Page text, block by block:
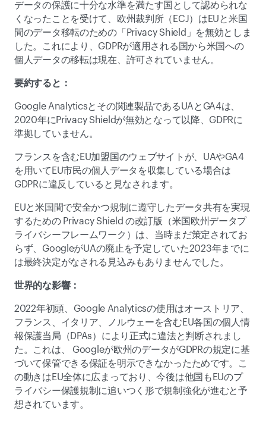
データの保護に十分な水準を満たす国として認められな
くなったことを受けて、欧州裁判所（ECJ）はEUと米国
間のデータ移転のための「Privacy Shield」を無効としま
した。これにより、GDPRが適用される国から米国への
個人データの移転は現在、許可されていません。
要約すると：
Google Analyticsとその関連製品であるUAとGA4は、
2020年にPrivacy Shieldが無効となって以降、GDPRに
準拠していません。
フランスを含むEU加盟国のウェブサイトが、UAやGA4
を用いてEU市民の個人データを収集している場合は
GDPRに違反していると見なされます。
EUと米国間で安全かつ規制に遵守したデータ共有を実現
するための Privacy Shield の改訂版（米国欧州データプ
ライバシーフレームワーク）は、当時まだ策定されてお
らず、GoogleがUAの廃止を予定していた2023年までに
は最終決定がなされる見込みもありませんでした。
世界的な影響：
2022年初頭、Google Analyticsの使用はオーストリア、
フランス、イタリア、ノルウェーを含むEU各国の個人情
報保護当局（DPAs）により正式に違法と判断されまし
た。これは、 Googleが欧州のデータがGDPRの規定に基
づいて保管できる保証を明示できなかったためです。こ
の動きはEU全体に広まっており、今後は他国もEUのプ
ライバシー保護規制に追いつく形で規制強化が進むと予
想されています。